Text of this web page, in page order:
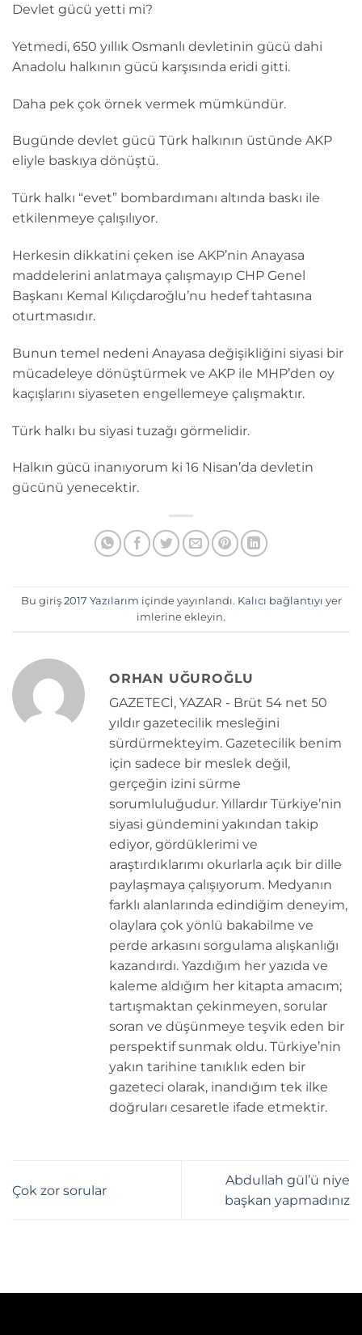
Devlet gücü yetti mi?
Yetmedi, 650 yıllık Osmanlı devletinin gücü dahi
Anadolu halkının gücü karşısında eridi gitti.
Daha pek çok örnek vermek mümkündür.
Bugünde devlet gücü Türk halkının üstünde AKP
eliyle baskıya dönüştü.
Türk halkı “evet” bombardımanı altında baskı ile
etkilenmeye çalışılıyor.
Herkesin dikkatini çeken ise AKP’nin Anayasa
maddelerini anlatmaya çalışmayıp CHP Genel
Başkanı Kemal Kılıçdaroğlu’nu hedef tahtasına
oturtmasıdır.
Bunun temel nedeni Anayasa değişikliğini siyasi bir
mücadeleye dönüştürmek ve AKP ile MHP’den oy
kaçışlarını siyaseten engellemeye çalışmaktır.
Türk halkı bu siyasi tuzağı görmelidir.
Halkın gücü inanıyorum ki 16 Nisan’da devletin
gücünü yenecektir.
Bu giriş 2017 Yazılarım içinde yayınlandı. Kalıcı bağlantıyı yer
imlerine ekleyin.
ORHAN UĞUROĞLU
GAZETECİ, YAZAR - Brüt 54 net 50
yıldır gazetecilik mesleğini
sürdürmekteyim. Gazetecilik benim
için sadece bir meslek değil,
gerçeğin izini sürme
sorumluluğudur. Yıllardır Türkiye’nin
siyasi gündemini yakından takip
ediyor, gördüklerimi ve
araştırdıklarımı okurlarla açık bir dille
paylaşmaya çalışıyorum. Medyanın
farklı alanlarında edindiğim deneyim,
olaylara çok yönlü bakabilme ve
perde arkasını sorgulama alışkanlığı
kazandırdı. Yazdığım her yazıda ve
kaleme aldığım her kitapta amacım;
tartışmaktan çekinmeyen, sorular
soran ve düşünmeye teşvik eden bir
perspektif sunmak oldu. Türkiye’nin
yakın tarihine tanıklık eden bir
gazeteci olarak, inandığım tek ilke
doğruları cesaretle ifade etmektir.
Çok zor sorular
Abdullah gül’ü niye
başkan yapmadınız